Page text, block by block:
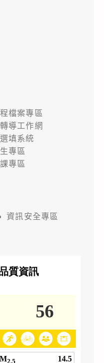
檔案專區
導工作網
填系統
專區
專區
資訊安全專區